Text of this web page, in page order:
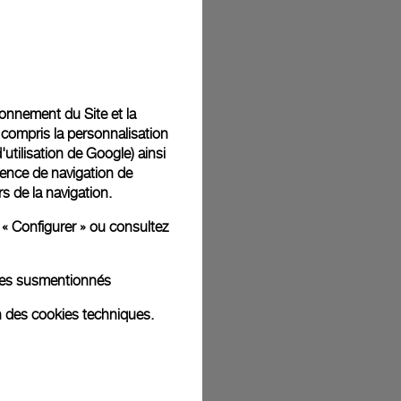
d'illustration. Les coloris et tailles peuvent varier par rapport
du Site et la
la personnalisation
de Google) ainsi
de navigation de
de la navigation.
Configurer » ou consultez
susmentionnés
des cookies techniques.